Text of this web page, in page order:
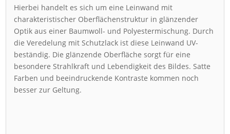
Hierbei handelt es sich um eine Leinwand mit
charakteristischer Oberflächenstruktur in glänzender
Optik aus einer Baumwoll- und Polyestermischung. Durch
die Veredelung mit Schutzlack ist diese Leinwand UV-
beständig. Die glänzende Oberfläche sorgt für eine
besondere Strahlkraft und Lebendigkeit des Bildes. Satte
Farben und beeindruckende Kontraste kommen noch
besser zur Geltung.